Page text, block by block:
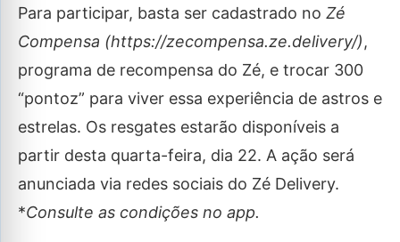
Para participar, basta ser cadastrado no Zé
Compensa (https://zecompensa.ze.delivery/),
programa de recompensa do Zé, e trocar 300
“pontoz” para viver essa experiência de astros e
estrelas. Os resgates estarão disponíveis a
partir desta quarta-feira, dia 22. A ação será
anunciada via redes sociais do Zé Delivery.
*Consulte as condições no app.